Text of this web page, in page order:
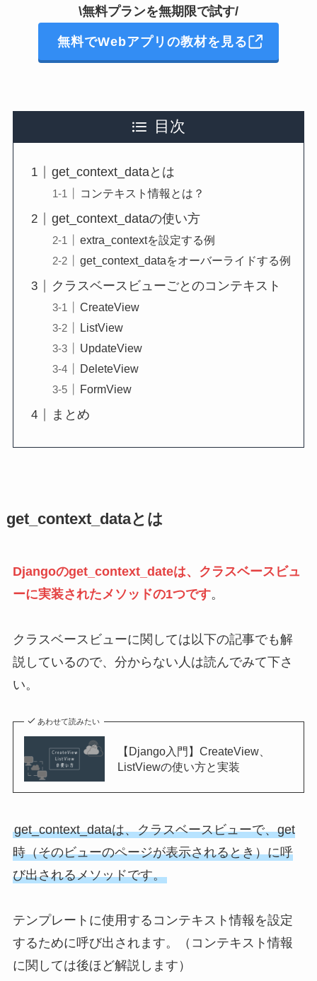
\無料プランを無期限で試す/
無料でWebアプリの教材を見る
目次
get_context_dataとは
コンテキスト情報とは？
get_context_dataの使い方
extra_contextを設定する例
get_context_dataをオーバーライドする例
クラスベースビューごとのコンテキスト
CreateView
ListView
UpdateView
DeleteView
FormView
まとめ
get_context_dataとは
Djangoのget_context_dateは、クラスベースビュ
ーに実装されたメソッドの1つです。
クラスベースビューに関しては以下の記事でも解
説しているので、分からない人は読んでみて下さ
い。
あわせて読みたい
【Django入門】CreateView、
ListViewの使い方と実装
get_context_dataは、クラスベースビューで、get
時（そのビューのページが表示されるとき）に呼
び出されるメソッドです。
テンプレートに使用するコンテキスト情報を設定
するために呼び出されます。（コンテキスト情報
に関しては後ほど解説します）